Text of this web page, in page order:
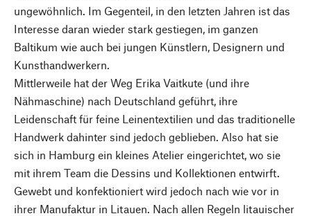
ungewöhnlich. Im Gegenteil, in den letzten Jahren ist das
Interesse daran wieder stark gestiegen, im ganzen
Baltikum wie auch bei jungen Künstlern, Designern und
Kunsthandwerkern.
Mittlerweile hat der Weg Erika Vaitkute (und ihre
Nähmaschine) nach Deutschland geführt, ihre
Leidenschaft für feine Leinentextilien und das traditionelle
Handwerk dahinter sind jedoch geblieben. Also hat sie
sich in Hamburg ein kleines Atelier eingerichtet, wo sie
mit ihrem Team die Dessins und Kollektionen entwirft.
Gewebt und konfektioniert wird jedoch nach wie vor in
ihrer Manufaktur in Litauen. Nach allen Regeln litauischer